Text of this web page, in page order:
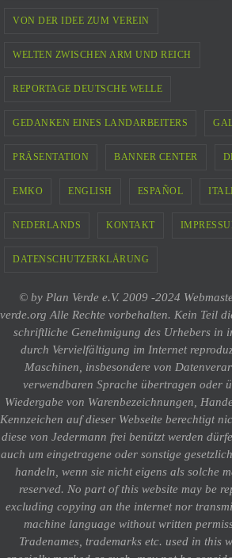
VON DER IDEE ZUM VEREIN
WELTEN ZWISCHEN ARM UND REICH
REPORTAGE DEUTSCHE WELLE
GEDANKEN EINES LANDARBEITERS
PRÄSENTATION BANNER CENTER
EMKO ENGLISH ESPAÑOL
NEDERLANDS KONTAKT
DATENSCHUTZERKLÄRUNG
© by Plan Verde e.V. 2009 -2024
verde.org Alle Rechte vorbehalten. Kein Teil
schriftliche Genehmigung des Urhebers in
durch Vervielfältigung im Internet
Maschinen, insbesondere von
verwendbaren Sprache übertragen oder
Wiedergabe von Warenbezeichnungen,
Kennzeichen auf dieser Webseite berechtigt
diese von Jedermann frei benützt werden
auch um eingetragene oder sonstige
handeln, wenn sie nicht eigens als solche
reserved. No part of this website may be
excluding copying an the internet nor
machine language without written
Tradenames, trademarks etc. used in this